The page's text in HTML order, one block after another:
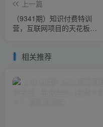
上一篇
（9341期）知识付费特训
营，互联网项目的天花板，
相关推荐